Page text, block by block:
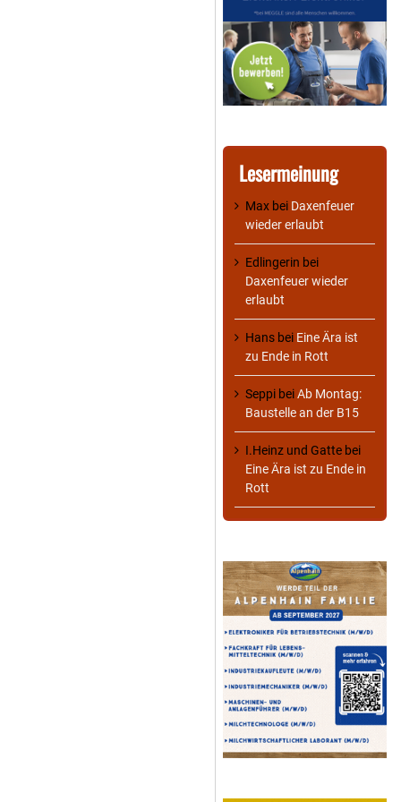
Lesermeinung
Max bei Daxenfeuer
wieder erlaubt
Edlingerin bei
Daxenfeuer wieder
erlaubt
Hans bei Eine Ära ist
zu Ende in Rott
Seppi beiAb Montag:
Baustelle an der B15
I.Heinz und Gatte bei
Eine Ära ist zu Ende in
Rott